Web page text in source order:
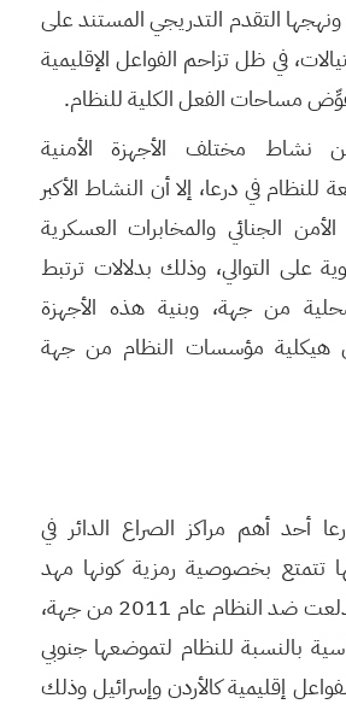
التقدم التدريجي المستند على
في ظل تزاحم الفواعل الإقليمية
مساحات الفعل الكلية للنظام.
نشاط مختلف الأجهزة الأمنية
للنظام في درعا، إلا أن النشاط الأكبر
الجنائي والمخابرات العسكرية
على التوالي، وذلك بدلالات ترتبط
من جهة، وبنية هذه الأجهزة
هيكلية مؤسسات النظام من جهة
أحد أهم مراكز الصراع الدائر في
تتمتع بخصوصية رمزية كونها مهد
الاحتجاجات التي اندلعت ضد النظام عام 2011 من جهة،
بالنسبة للنظام لتموضعها جنوبي
إقليمية كالأردن وإسرائيل وذلك